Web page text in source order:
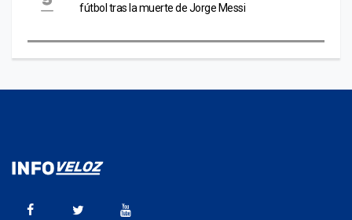
fútbol tras la muerte de Jorge Messi